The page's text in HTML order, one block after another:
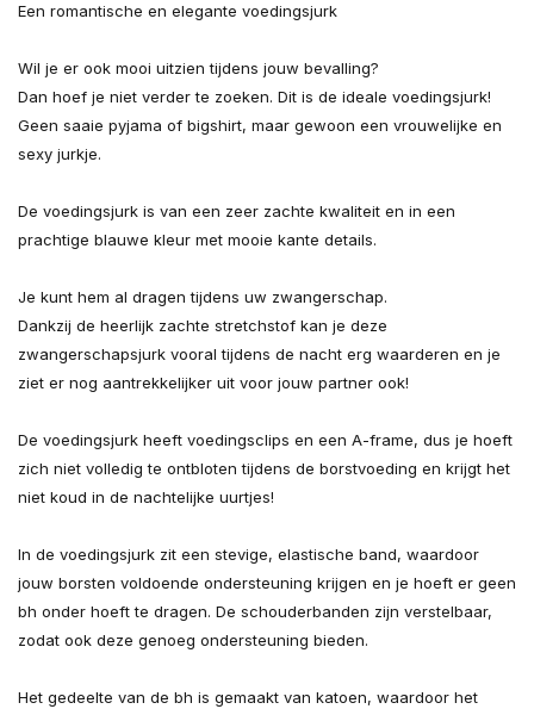
Een romantische en elegante voedingsjurk
Wil je er ook mooi uitzien tijdens jouw bevalling?
Dan hoef je niet verder te zoeken. Dit is de ideale voedingsjurk!
Geen saaie pyjama of bigshirt, maar gewoon een vrouwelijke en
sexy jurkje.
De voedingsjurk is van een zeer zachte kwaliteit en in een
prachtige blauwe kleur met mooie kante details.
Je kunt hem al dragen tijdens uw zwangerschap.
Dankzij de heerlijk zachte stretchstof kan je deze
zwangerschapsjurk vooral tijdens de nacht erg waarderen en je
ziet er nog aantrekkelijker uit voor jouw partner ook!
De voedingsjurk heeft voedingsclips en een A-frame, dus je hoeft
zich niet volledig te ontbloten tijdens de borstvoeding en krijgt het
niet koud in de nachtelijke uurtjes!
In de voedingsjurk zit een stevige, elastische band, waardoor
jouw borsten voldoende ondersteuning krijgen en je hoeft er geen
bh onder hoeft te dragen. De schouderbanden zijn verstelbaar,
zodat ook deze genoeg ondersteuning bieden.
Het gedeelte van de bh is gemaakt van katoen, waardoor het